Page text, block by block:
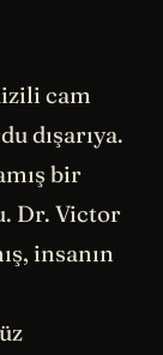
cam
dışarıya.
bir
Dr. Victor
insanın